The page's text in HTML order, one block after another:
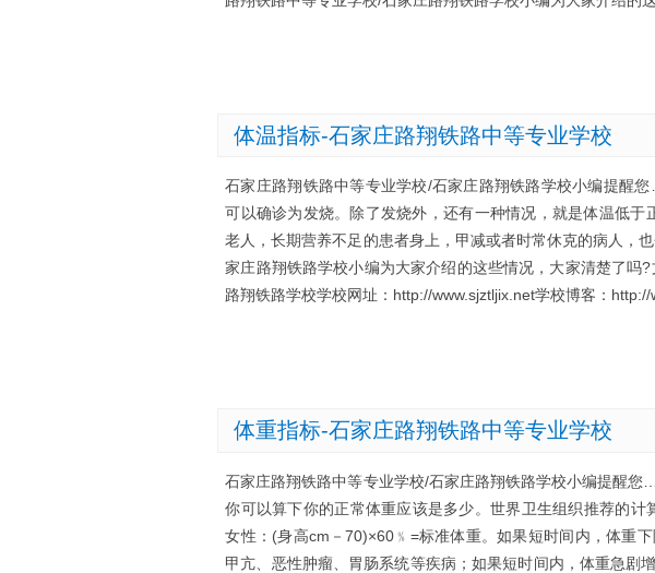
体温指标-石家庄路翔铁路中等专业学校
石家庄路翔铁路中等专业学校/石家庄路翔铁路学校小编提
可以确诊为发烧。除了发烧外，还有一种情况，就是体温低于
老人，长期营养不足的患者身上，甲减或者时常休克的病人，
家庄路翔铁路学校小编为大家介绍的这些情况，大家清楚了吗
路翔铁路学校学校网址：http://www.sjztljix.net学校博客：http://
体重指标-石家庄路翔铁路中等专业学校
石家庄路翔铁路中等专业学校/石家庄路翔铁路学校小编提醒您
你可以算下你的正常体重应该是多少。世界卫生组织推荐的计
女性：(身高cm－70)×60﹪=标准体重。如果短时间内，体重
甲亢、恶性肿瘤、胃肠系统等疾病；如果短时间内，体重急剧